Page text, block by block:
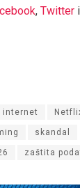
, Twitter i
internet
skandal
zaštita